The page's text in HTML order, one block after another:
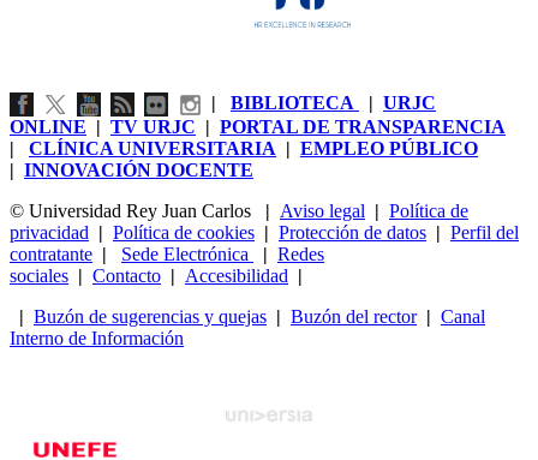
| BIBLIOTECA | URJC
ONLINE | TV URJC | PORTAL DE TRANSPARENCIA
| CLÍNICA UNIVERSITARIA | EMPLEO PÚBLICO
| INNOVACIÓN DOCENTE
© Universidad Rey Juan Carlos
| Aviso legal | Política de
privacidad | Política de cookies | Protección de datos | Perfil del
contratante | Sede Electrónica | Redes
sociales | Contacto | Accesibilidad |
| Buzón de sugerencias y quejas | Buzón del rector| Canal
Interno de Información